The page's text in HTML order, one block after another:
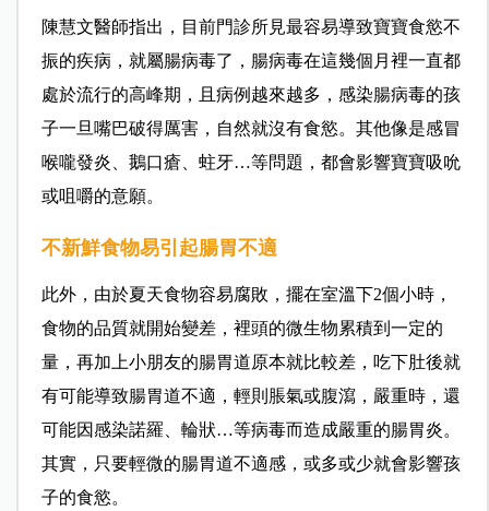
陳慧文醫師指出，目前門診所見最容易導致寶寶食慾不
振的疾病，就屬腸病毒了，腸病毒在這幾個月裡一直都
處於流行的高峰期，且病例越來越多，感染腸病毒的孩
子一旦嘴巴破得厲害，自然就沒有食慾。其他像是感冒
喉嚨發炎、鵝口瘡、蛀牙…等問題，都會影響寶寶吸吮
或咀嚼的意願。
不新鮮食物易引起腸胃不適
此外，由於夏天食物容易腐敗，擺在室溫下2個小時，
食物的品質就開始變差，裡頭的微生物累積到一定的
量，再加上小朋友的腸胃道原本就比較差，吃下肚後就
有可能導致腸胃道不適，輕則脹氣或腹瀉，嚴重時，還
可能因感染諾羅、輪狀…等病毒而造成嚴重的腸胃炎。
其實，只要輕微的腸胃道不適感，或多或少就會影響孩
子的食慾。